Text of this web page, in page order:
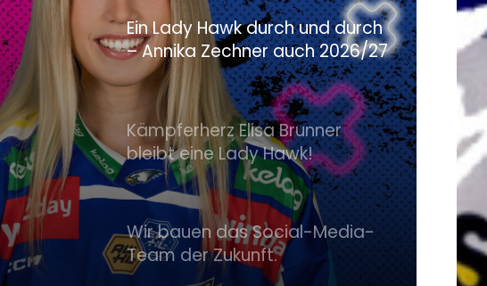
Ein Lady Hawk durch und durch
– Annika Zechner auch 2026/27
dabei
Kämpferherz Elisa Brunner
bleibt eine Lady Hawk!
Wir bauen das Social-Media-
Team der Zukunft.